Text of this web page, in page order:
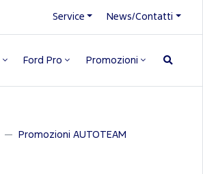
Service News/Contatti
Ford Pro Promozioni
Promozioni AUTOTEAM